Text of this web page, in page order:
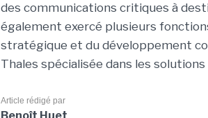
des communications critiques à
également exercé plusieurs
stratégique et du développement
Thales spécialisée dans les
Article rédigé par